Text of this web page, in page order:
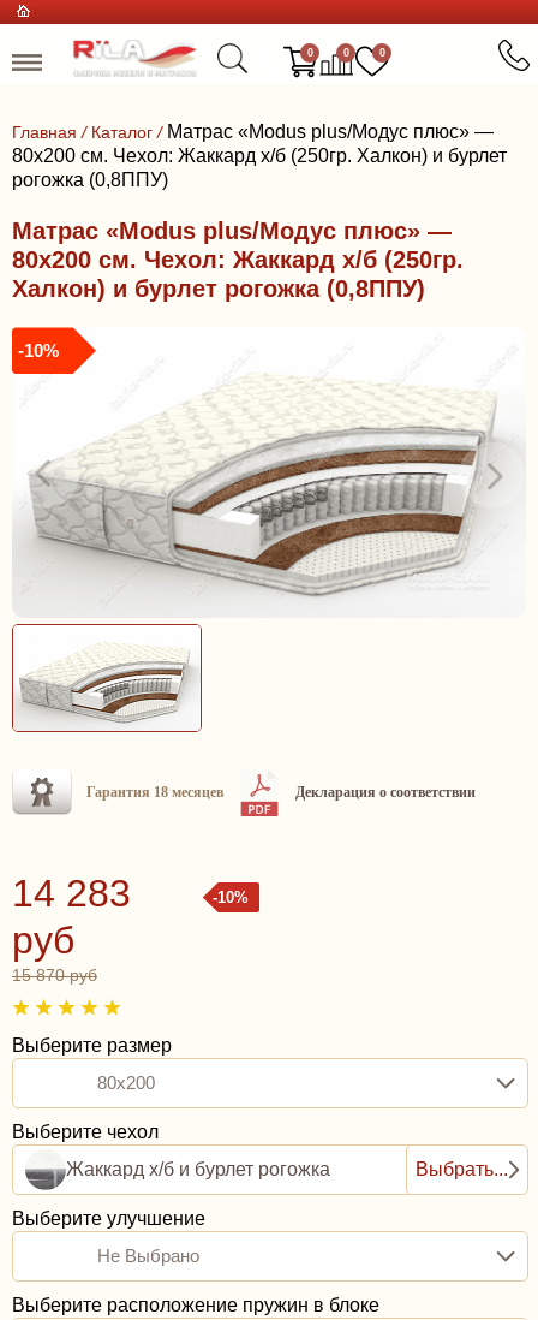
0 0 0
Главная / Каталог / Матрас «Modus plus/Модус плюс» —
80x200 см. Чехол: Жаккард х/б (250гр. Халкон) и бурлет
рогожка (0,8ППУ)
Матрас «Modus plus/Модус плюс» —
80x200 см. Чехол: Жаккард х/б (250гр.
Халкон) и бурлет рогожка (0,8ППУ)
-10%
Гарантия 18 месяцев Декларация о соответствии
-10%
14 283
руб
15 870 руб
Выберите размер
80x200
Выберите чехол
Жаккард х/б и бурлет рогожка
Выбрать...
Выберите улучшение
Не Выбрано
Выберите расположение пружин в блоке